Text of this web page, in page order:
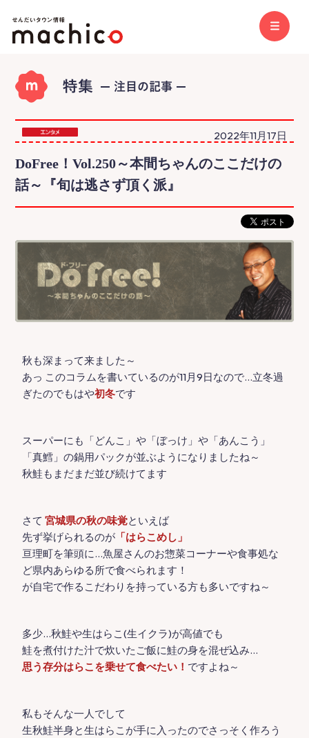
2022年11月17日
DoFree！Vol.250～本間ちゃんのここだけの
話～『旬は逃さず頂く派』
秋も深まって来ました～
あっ このコラムを書いているのが11月9日なので…立冬過
ぎたのでもはや初冬です
スーパーにも「どんこ」や「ぼっけ」や「あんこう」
「真鱈」の鍋用パックが並ぶようになりましたね～
秋鮭もまだまだ並び続けてます
さて宮城県の秋の味覚といえば
先ず挙げられるのが 「はらこめし」
亘理町を筆頭に…魚屋さんのお惣菜コーナーや食事処な
ど県内あらゆる所で食べられます！
が自宅で作るこだわりを持っている方も多いですね～
多少…秋鮭や生はらこ(生イクラ)が高値でも
鮭を煮付けた汁で炊いたご飯に鮭の身を混ぜ込み…
思う存分はらこを乗せて食べたい！ ですよね～
私もそんな一人でして
生秋鮭半身と生はらこが手に入ったのでさっそく作ろう